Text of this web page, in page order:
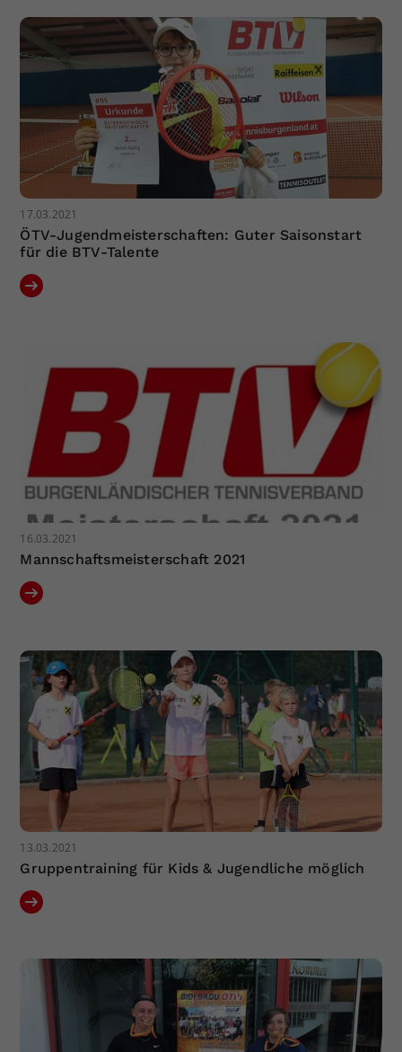
17.03.2021
ÖTV-Jugendmeisterschaften: Guter Saisonstart
für die BTV-Talente
16.03.2021
Mannschaftsmeisterschaft 2021
13.03.2021
Gruppentraining für Kids & Jugendliche möglich
Dieser Wert speichert Ihre Consent-
Einstellungen. Unter anderem eine
zufällig generierte ID, für die
historische Speicherung Ihrer
vorgenommen Einstellungen, falls der
Webseiten-Betreiber dies eingestellt
hat.